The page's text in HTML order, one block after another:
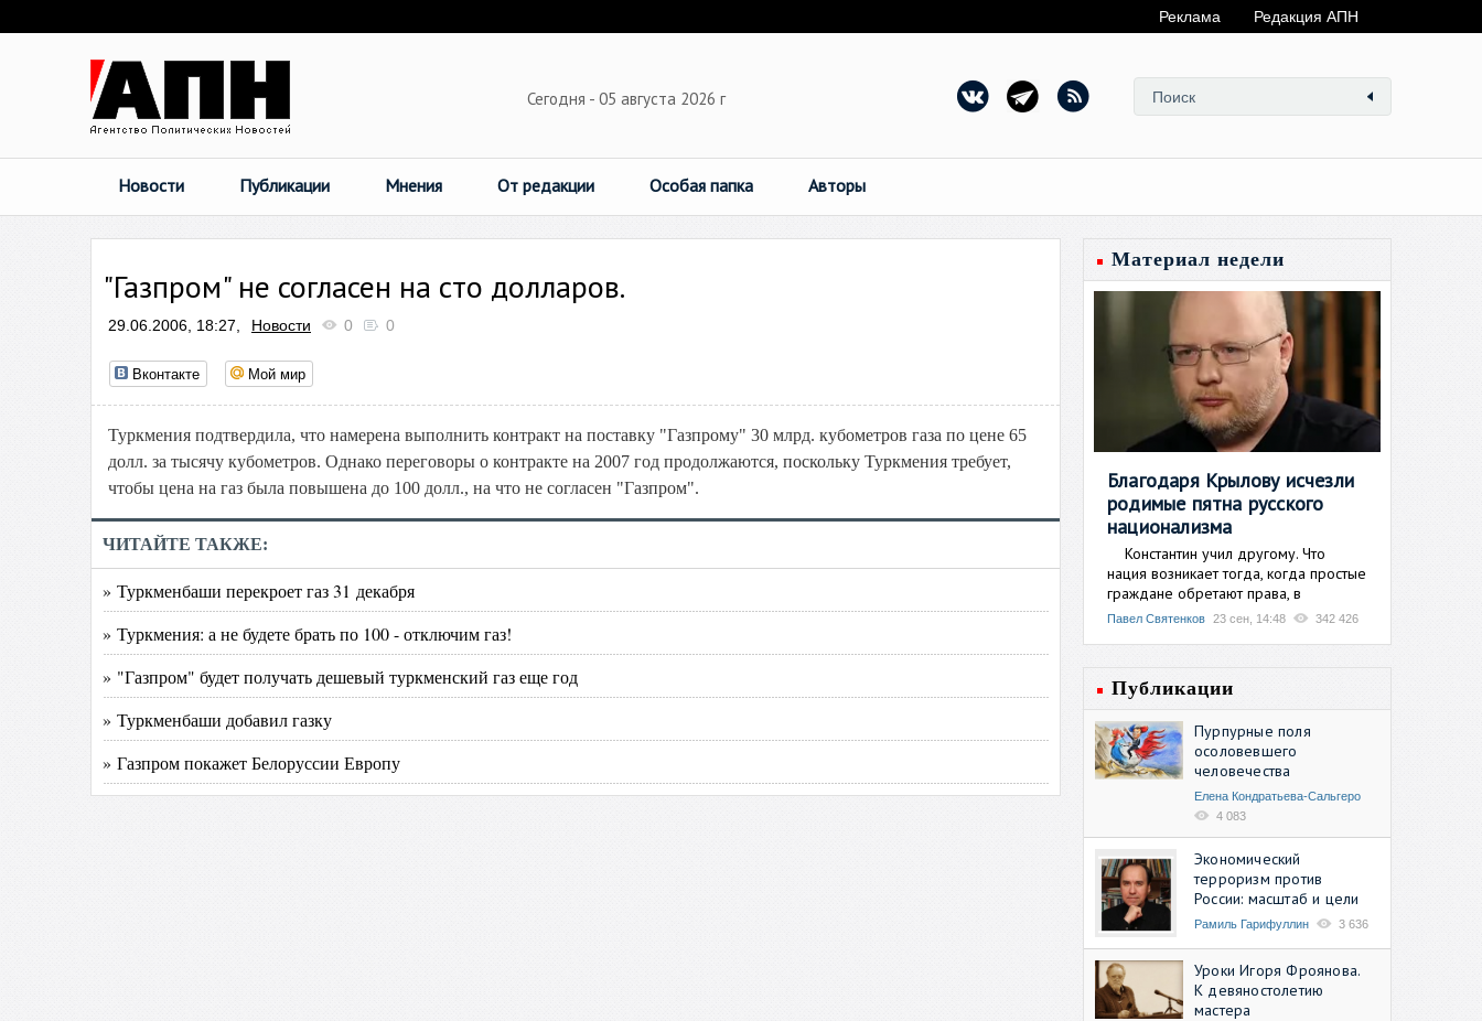
Реклама Редакция АПН
Сегодня - 05 августа 2026 г
Новости Публикации Мнения От редакции Особая папка Авторы
"Газпром" не согласен на сто долларов.
29.06.2006, 18:27, Новости 0 0
Вконтакте Мой мир
Туркмения подтвердила, что намерена выполнить контракт на поставку "Газпрому" 30 млрд. кубометров газа по цене 65
долл. за тысячу кубометров. Однако переговоры о контракте на 2007 год продолжаются, поскольку Туркмения требует,
чтобы цена на газ была повышена до 100 долл., на что не согласен "Газпром".
ЧИТАЙТЕ ТАКЖЕ:
» Туркменбаши перекроет газ 31 декабря
» Туркмения: а не будете брать по 100 - отключим газ!
» "Газпром" будет получать дешевый туркменский газ еще год
» Туркменбаши добавил газку
» Газпром покажет Белоруссии Европу
Материал недели
Благодаря Крылову исчезли
родимые пятна русского
национализма
Константин учил другому. Что
нация возникает тогда, когда простые
граждане обретают права, в
Павел Святенков 23 сен, 14:48 342 426
Публикации
Пурпурные поля
осоловевшего
человечества
Елена Кондратьева-Сальгеро
4 083
Экономический
терроризм против
России: масштаб и цели
Рамиль Гарифуллин 3 636
Уроки Игоря Фроянова.
К девяностолетию
мастера